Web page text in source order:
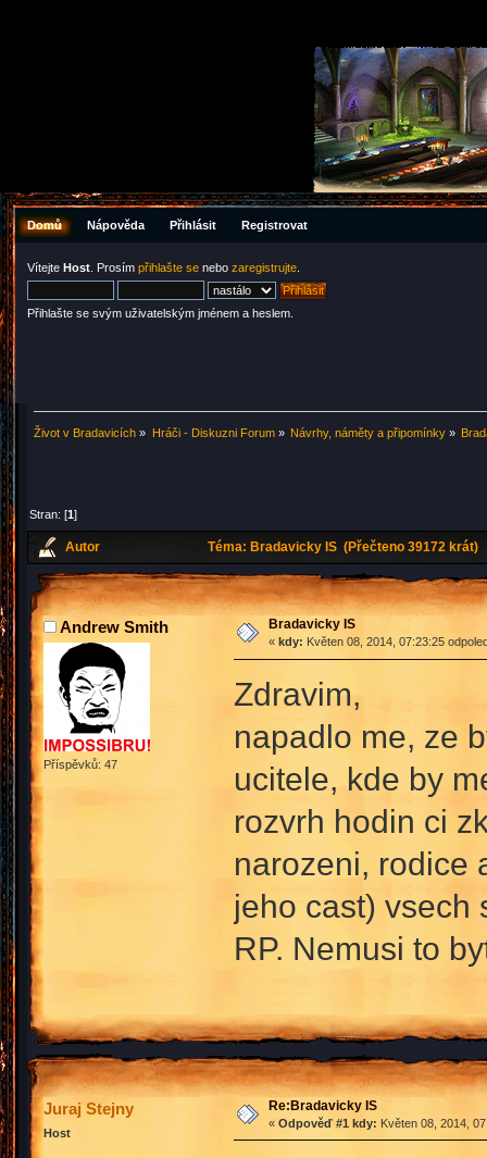
Domů Nápověda Přihlásit Registrovat
Vítejte Host . Prosím přihlašte se nebo zaregistrujte
Přihlašte se svým uživatelským jménem a heslem.
Život v Bradavicích » Hráči - Diskuzni Forum» Návrhy, náměty a připomínky»
Stran: [1]
Autor Téma: Bradavicky IS (Přečteno 39172 krát)
Andrew Smith
Příspěvků: 47
Bradavicky IS
« kdy: Květen 08, 2014, 07:23:25
Zdravim,
napadlo me, ze
ucitele, kde by
rozvrh hodin ci
narozeni, rodice
jeho cast) vsech
RP. Nemusi to
Juraj Stejny
Host
Re:Bradavicky IS
« Odpověď #1 kdy: Květen 08, 2014,